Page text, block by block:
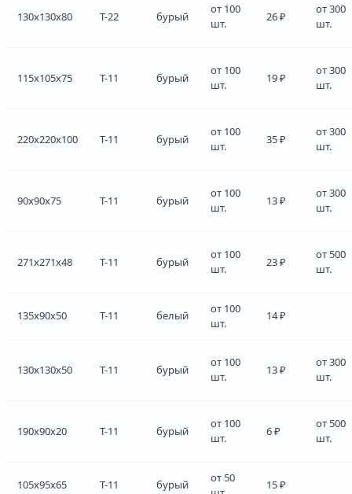
130x130x80 Т-22 бурый
от 100
шт.
26 ₽
от 300
шт.
115x105x75 Т-11 бурый
от 100
шт.
19 ₽
от 300
шт.
220x220x100 Т-11 бурый
от 100
шт.
35 ₽
от 300
шт.
90x90x75 Т-11 бурый
от 100
шт.
13 ₽
от 300
шт.
271x271x48 Т-11 бурый
от 100
шт.
23 ₽
от 500
шт.
135x90x50 Т-11 белый
от 100
шт.
14 ₽
130x130x50 Т-11 бурый
от 100
шт.
13 ₽
от 300
шт.
190x90x20 Т-11 бурый
от 100
шт.
6 ₽
от 500
шт.
105x95x65 Т-11 бурый
от 50
15 ₽